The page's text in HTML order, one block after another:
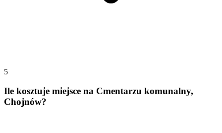
5
Ile kosztuje miejsce na Cmentarzu komunalny,
Chojnów?